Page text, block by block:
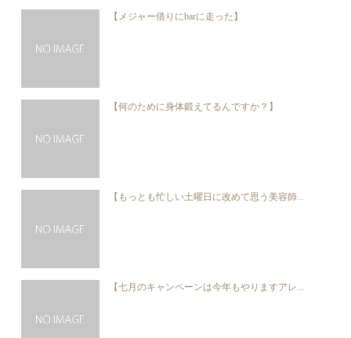
【メジャー借りにbarに走った】
【何のために身体鍛えてるんですか？】
【もっとも忙しい土曜日に改めて思う美容師...
【七月のキャンペーンは今年もやりますアレ...